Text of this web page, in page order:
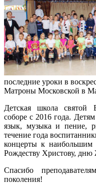
последние уроки в
Матроны Московской в
Детская школа святой
соборе с 2016 года.
язык, музыка и пение,
течение года
концерты к
Рождеству Христову,
Спасибо
поколения!